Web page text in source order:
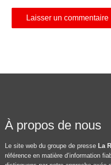
À propos de nous
Le site web du groupe de presse La
référence en matière d’information